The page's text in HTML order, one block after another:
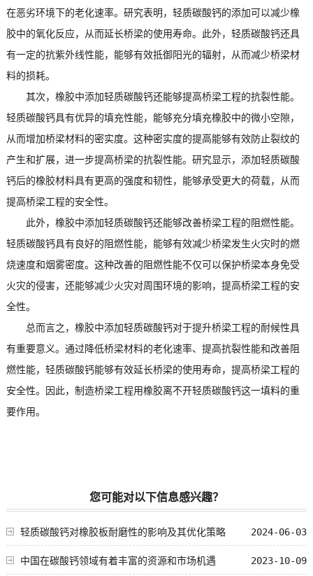
在恶劣环境下的老化速率。研究表明，轻质碳酸钙的添加可以减少橡
胶中的氧化反应，从而延长桥梁的使用寿命。此外，轻质碳酸钙还具
有一定的抗紫外线性能，能够有效抵御阳光的辐射，从而减少桥梁材
料的损耗。
其次，橡胶中添加轻质碳酸钙还能够提高桥梁工程的抗裂性能。
轻质碳酸钙具有优异的填充性能，能够充分填充橡胶中的微小空隙，
从而增加桥梁材料的密实度。这种密实度的提高能够有效防止裂纹的
产生和扩展，进一步提高桥梁的抗裂性能。研究显示，添加轻质碳酸
钙后的橡胶材料具有更高的强度和韧性，能够承受更大的荷载，从而
提高桥梁工程的安全性。
此外，橡胶中添加轻质碳酸钙还能够改善桥梁工程的阻燃性能。
轻质碳酸钙具有良好的阻燃性能，能够有效减少桥梁发生火灾时的燃
烧速度和烟雾密度。这种改善的阻燃性能不仅可以保护桥梁本身免受
火灾的侵害，还能够减少火灾对周围环境的影响，提高桥梁工程的安
全性。
总而言之，橡胶中添加轻质碳酸钙对于提升桥梁工程的耐候性具
有重要意义。通过降低桥梁材料的老化速率、提高抗裂性能和改善阻
燃性能，轻质碳酸钙能够有效延长桥梁的使用寿命，提高桥梁工程的
安全性。因此，制造桥梁工程用橡胶离不开轻质碳酸钙这一填料的重
要作用。
您可能对以下信息感兴趣？
2024-06-03
轻质碳酸钙对橡胶板耐磨性的影响及其优化策略
2023-10-09
中国在碳酸钙领域有着丰富的资源和市场机遇